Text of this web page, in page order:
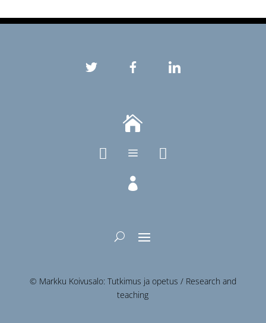
a




© Markku Koivusalo: Tutkimus ja opetus / Research and
teaching